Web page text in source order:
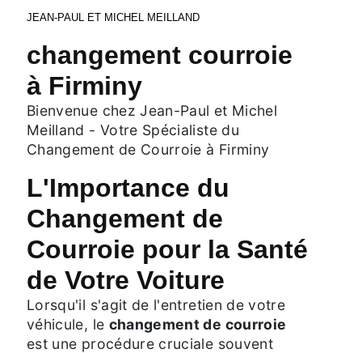
JEAN-PAUL ET MICHEL MEILLAND
changement courroie
à Firminy
Bienvenue chez Jean-Paul et Michel
Meilland - Votre Spécialiste du
Changement de Courroie à Firminy
L'Importance du
Changement de
Courroie pour la Santé
de Votre Voiture
Lorsqu'il s'agit de l'entretien de votre
véhicule, le changement de courroie
est une procédure cruciale souvent